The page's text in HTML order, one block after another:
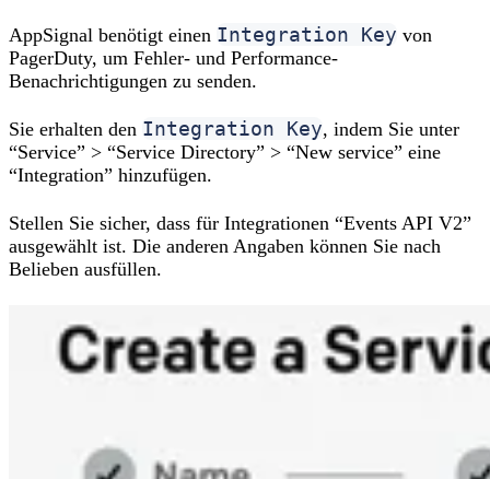
AppSignal benötigt einen Integration Key von
PagerDuty, um Fehler- und Performance-
Benachrichtigungen zu senden.
Sie erhalten den Integration Key, indem Sie unter
“Service” > “Service Directory” > “New service” eine
“Integration” hinzufügen.
Stellen Sie sicher, dass für Integrationen “Events API V2”
ausgewählt ist. Die anderen Angaben können Sie nach
Belieben ausfüllen.